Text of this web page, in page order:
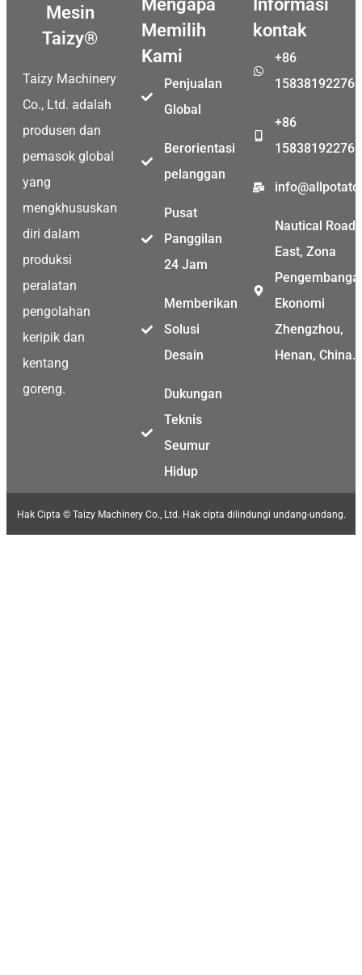
Mesin
Taizy®
Taizy Machinery
Co., Ltd. adalah
produsen dan
pemasok global
yang
mengkhususkan
diri dalam
produksi
peralatan
pengolahan
keripik dan
kentang
goreng.
Mengapa
Memilih
Kami
Penjualan
Global
Berorientasi
pelanggan
Pusat
Panggilan
24 Jam
Memberikan
Solusi
Desain
Dukungan
Teknis
Seumur
Hidup
Informasi
kontak
+86
15838192276
+86
15838192276
Nautical Road
East, Zona
Ekonomi
Zhengzhou,
Henan, China.
Hak Cipta © Taizy Machinery Co., Ltd. Hak cipta dilindungi undang-undang.